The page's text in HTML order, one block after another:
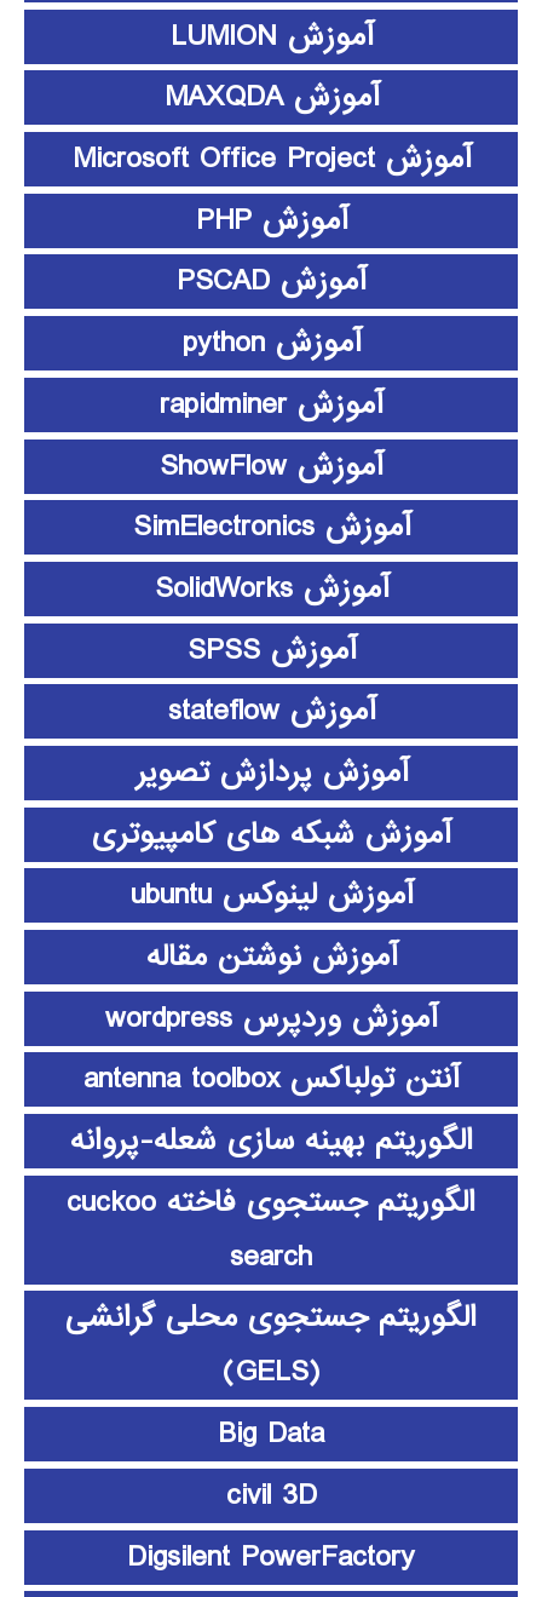
آموزش LUMION
آموزش MAXQDA
آموزش Microsoft Office Project
آموزش PHP
آموزش PSCAD
آموزش python
آموزش rapidminer
آموزش ShowFlow
آموزش SimElectronics
آموزش SolidWorks
آموزش SPSS
آموزش stateflow
آموزش پردازش تصویر
آموزش شبکه های کامپیوتری
آموزش لینوکس ubuntu
آموزش نوشتن مقاله
آموزش وردپرس wordpress
آنتن تولباکس antenna toolbox
الگوریتم بهینه سازی شعله-پروانه
الگوریتم جستجوی فاخته cuckoo
search
الگوریتم جستجوی محلی گرانشی
(GELS)
Big Data
civil 3D
Digsilent PowerFactory